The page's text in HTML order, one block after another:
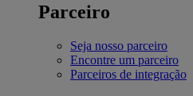
Parceiro
Seja nosso parceiro
Encontre um parceiro
Parceiros de integração